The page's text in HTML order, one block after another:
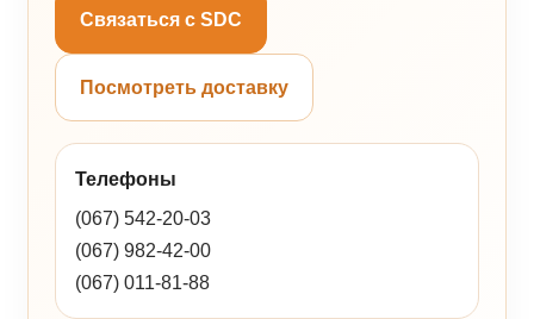
Связаться с SDC
Посмотреть доставку
Телефоны
(067) 542-20-03
(067) 982-42-00
(067) 011-81-88